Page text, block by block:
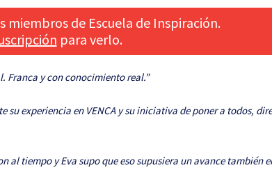
de Escuela de Inspiración.
para verlo.
Franca y con conocimiento real.”
experiencia en VENCA y su iniciativa de poner a todos,
tiempo y Eva supo que eso supusiera un avance también